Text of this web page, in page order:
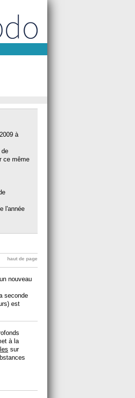
à
de
ce même
l'année
haut de page
nouveau
seconde
est
à la
sur